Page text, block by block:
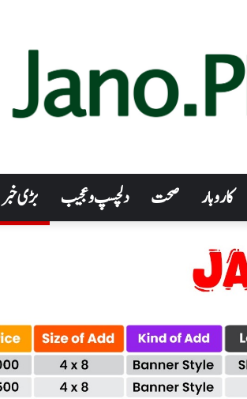
کاروبار صحت دلچسپ و عجیب بڑی خبر